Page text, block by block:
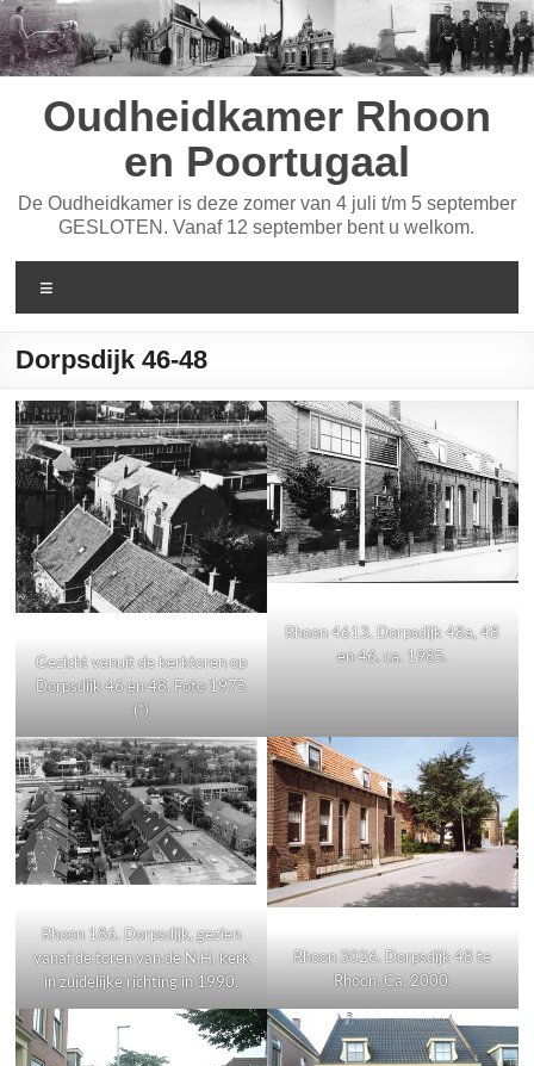
Ga
naar
de
inhoud
Oudheidkamer Rhoon
en Poortugaal
De Oudheidkamer is deze zomer van 4 juli t/m 5 september
GESLOTEN. Vanaf 12 september bent u welkom.
Dorpsdijk 46-48
Gezicht vanuit de kerktoren op
Dorpsdijk 46 en 48. Foto 1975
(*)
Rhoon 4613. Dorpsdijk 48a, 48
en 46. ca. 1985.
Rhoon 186. Dorpsdijk, gezien
vanaf de toren van de N.H. kerk
in zuidelijke richting in 1990.
Rhoon 3026. Dorpsdijk 48 te
Rhoon. Ca. 2000.